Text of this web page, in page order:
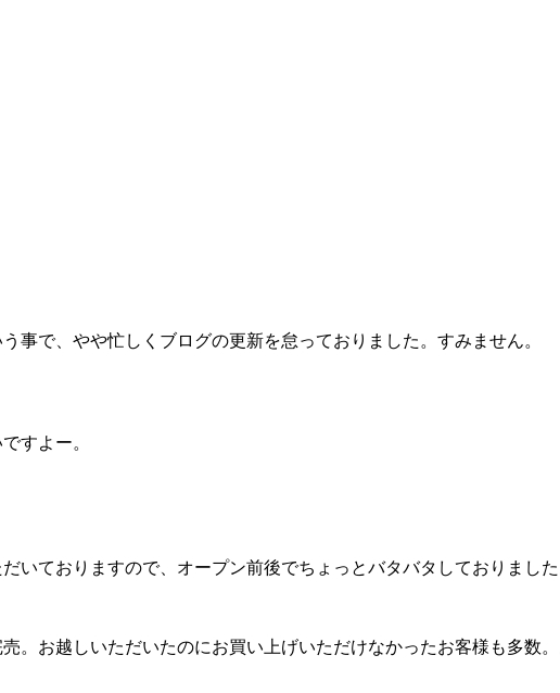
事で、やや忙しくブログの更新を怠っておりました。すみません。
すよー。
いておりますので、オープン前後でちょっとバタバタしておりました
。お越しいただいたのにお買い上げいただけなかったお客様も多数